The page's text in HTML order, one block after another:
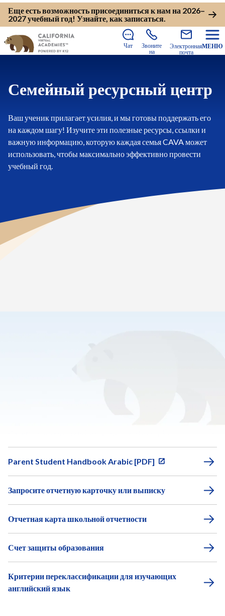
Еще есть возможность присоединиться к нам на 2026–
2027 учебный год! Узнайте, как записаться.
Чат
Звоните
на
Электронная
почта
МЕНЮ
Семейный ресурсный центр
Ваш ученик прилагает усилия, и мы готовы поддержать его
на каждом шагу! Изучите эти полезные ресурсы, ссылки и
важную информацию, которую каждая семья CAVA может
использовать, чтобы максимально эффективно провести
учебный год.
Parent Student Handbook Arabic [PDF]
Запросите отчетную карточку или выписку
Отчетная карта школьной отчетности
Счет защиты образования
Критерии переклассификации для изучающих
английский язык